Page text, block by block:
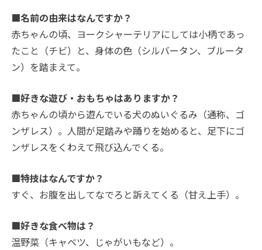
■名前の由来はなんですか？
赤ちゃんの頃、ヨークシャーテリアにしては小柄であっ
たこと（チビ）と、身体の色（シルバータン、ブルータ
ン）を踏まえて。
■好きな遊び・おもちゃはありますか？
赤ちゃんの頃から遊んでいる犬のぬいぐるみ（通称、ゴ
ンザレス）。人間が足踏みや踊りを始めると、足下にゴ
ンザレスをくわえて飛び込んでくる。
■特技はなんですか？
すぐ、お腹を出してなでろと訴えてくる（甘え上手）。
■好きな食べ物は？
温野菜（キャベツ、じゃがいもなど）。